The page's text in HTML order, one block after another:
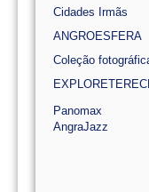
Cidades Irmãs
ANGROESFERA
Coleção
Panomax
AngraJazz